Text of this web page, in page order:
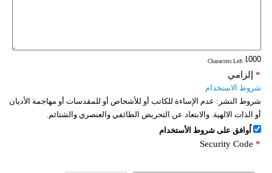
: Characters Left
إلزامي *
شروط الاستخدام
شروط النشر: عدم الإساءة للكاتب أو للأشخاص أو للمقدسات أو مهاجمة الأديان
أو الذات الالهية. والابتعاد عن التحريض الطائفي والعنصري والشتائم.
اُوافق على شروط الأستخدام
Security Code *